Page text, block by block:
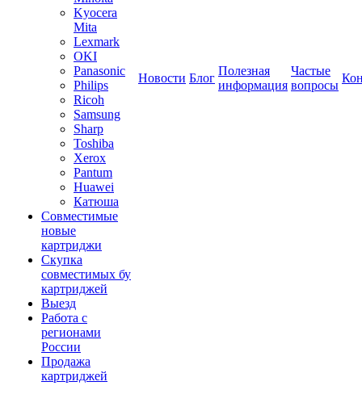
Kyocera
Mita
Lexmark
OKI
Panasonic
Philips
Ricoh
Samsung
Sharp
Toshiba
Xerox
Pantum
Huawei
Катюша
Совместимые
новые
картриджи
Скупка
совместимых бу
картриджей
Выезд
Работа с
регионами
России
Продажа
картриджей
Новости Блог
Полезная
информация
Частые
вопросы